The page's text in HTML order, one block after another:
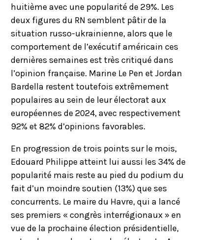
huitième avec une popularité de 29%. Les
deux figures du RN semblent pâtir de la
situation russo-ukrainienne, alors que le
comportement de l’exécutif américain ces
dernières semaines est très critiqué dans
l’opinion française. Marine Le Pen et Jordan
Bardella restent toutefois extrêmement
populaires au sein de leur électorat aux
européennes de 2024, avec respectivement
92% et 82% d’opinions favorables.
En progression de trois points sur le mois,
Edouard Philippe atteint lui aussi les 34% de
popularité mais reste au pied du podium du
fait d’un moindre soutien (13%) que ses
concurrents. Le maire du Havre, qui a lancé
ses premiers « congrès interrégionaux » en
vue de la prochaine élection présidentielle,